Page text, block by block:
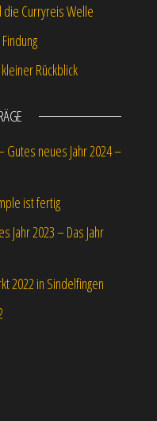
die Curryreis Welle
Rückblick
Gutes neues Jahr 2024 –
ist fertig
Jahr 2023 – Das Jahr
2022 in Sindelfingen